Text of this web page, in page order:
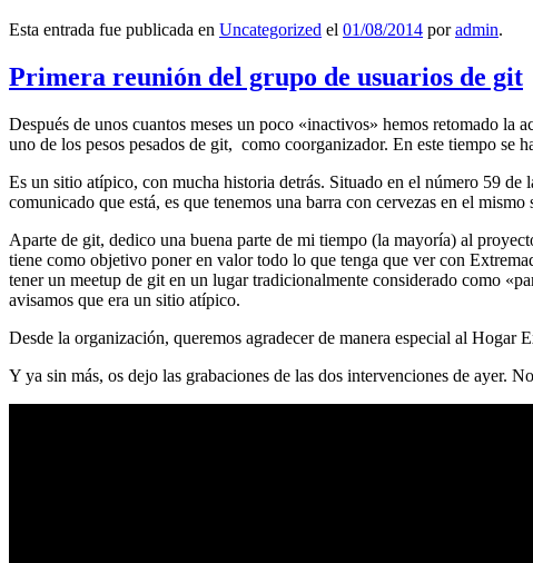
Esta entrada fue publicada en Uncategorized el 01/08/2014 poradmin.
Primera reunión del grupo de usuarios de git
Después de unos cuantos meses un poco «inactivos» hemos retomado la
uno de los pesos pesados de git, como coorganizador. En este tiempo se
Es un sitio atípico, con mucha historia detrás. Situado en el número 59
comunicado que está, es que tenemos una barra con cervezas en el mismo
Aparte de git, dedico una buena parte de mi tiempo (la mayoría) al
tiene como objetivo poner en valor todo lo que tenga que ver con
tener un meetup de git en un lugar tradicionalmente considerado como
avisamos que era un sitio atípico.
Desde la organización, queremos agradecer de manera especial al Hogar
Y ya sin más, os dejo las grabaciones de las dos intervenciones de ayer.